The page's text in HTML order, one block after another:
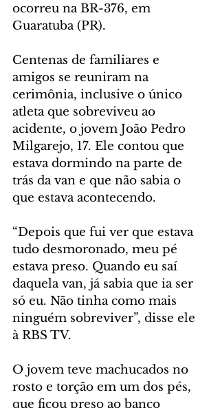
ocorreu na BR-376, em
Guaratuba (PR).
Centenas de familiares e
amigos se reuniram na
cerimônia, inclusive o único
atleta que sobreviveu ao
acidente, o jovem João Pedro
Milgarejo, 17. Ele contou que
estava dormindo na parte de
trás da van e que não sabia o
que estava acontecendo.
“Depois que fui ver que estava
tudo desmoronado, meu pé
estava preso. Quando eu saí
daquela van, já sabia que ia ser
só eu. Não tinha como mais
ninguém sobreviver”, disse ele
à RBS TV.
O jovem teve machucados no
rosto e torção em um dos pés,
que ficou preso ao banco